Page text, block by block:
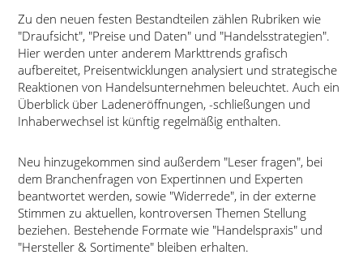
Zu den neuen festen Bestandteilen zählen Rubriken wie
Draufsicht , Preise und Daten und Handelsstrategien .
Hier werden unter anderem Markttrends grafisch
aufbereitet, Preisentwicklungen analysiert und strategische
Reaktionen von Handelsunternehmen beleuchtet. Auch ein
Überblick über Ladeneröffnungen, -schließungen und
Inhaberwechsel ist künftig regelmäßig enthalten.
Neu hinzugekommen sind außerdem Leser fragen , bei
dem Branchenfragen von Expertinnen und Experten
beantwortet werden, sowie Widerrede , in der externe
Stimmen zu aktuellen, kontroversen Themen Stellung
beziehen. Bestehende Formate wie Handelspraxis und
Hersteller & Sortimente bleiben erhalten.